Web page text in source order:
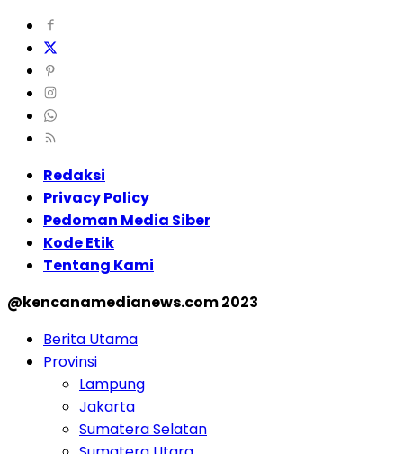
Redaksi
Privacy Policy
Pedoman Media Siber
Kode Etik
Tentang Kami
@kencanamedianews.com 2023
Berita Utama
Provinsi
Lampung
Jakarta
Sumatera Selatan